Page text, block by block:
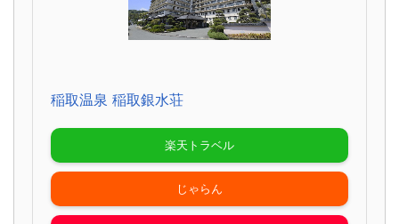
稲取温泉 稲取銀水荘
楽天トラベル
じゃらん